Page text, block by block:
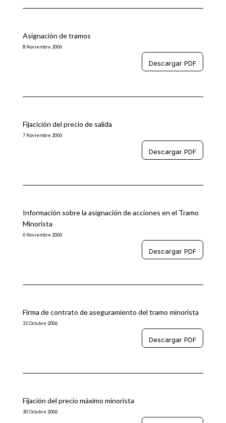
Asignación de tramos
8 Noviembre 2006
Descargar PDF
Fijacición del precio de salida
7 Noviembre 2006
Descargar PDF
Información sobre la asignación de acciones en el Tramo
Minorista
6 Noviembre 2006
Descargar PDF
Firma de contrato de aseguramiento del tramo minorista
31 Octubre 2006
Descargar PDF
Fijación del precio máximo minorista
30 Octubre 2006